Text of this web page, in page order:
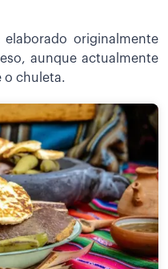
originalmente
aunque actualmente
o chuleta.